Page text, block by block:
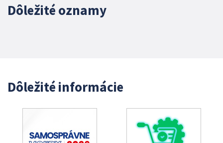
Dôležité oznamy
Dôležité informácie